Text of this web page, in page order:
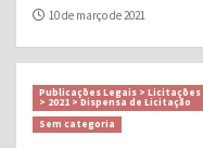
10 de março de 2021
Publicações Legais > Licitações
> 2021 > Dispensa de Licitação
Sem categoria